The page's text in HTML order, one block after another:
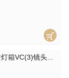
箱VC(3)镜头...